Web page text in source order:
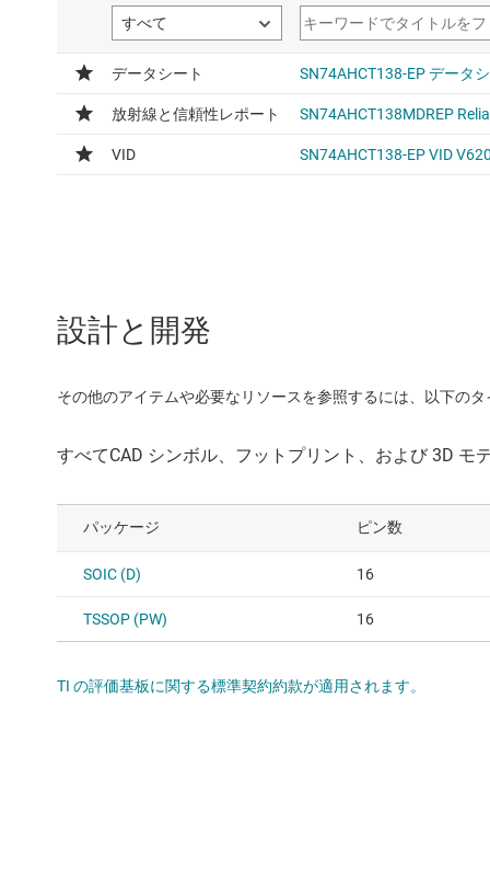
設計と開発
その他のアイテムや必要なリソースを参照するには、以下の
パッケージ ピン数
SOIC (D) 16
TSSOP (PW) 16
TI の評価基板に関する標準契約約款が適用されます。